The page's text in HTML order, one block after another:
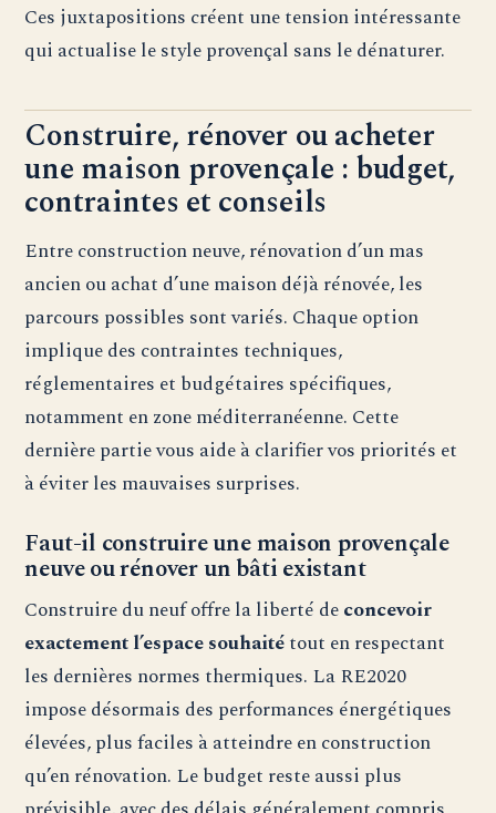
Ces juxtapositions créent une tension intéressante
qui actualise le style provençal sans le dénaturer.
Construire, rénover ou acheter
une maison provençale : budget,
contraintes et conseils
Entre construction neuve, rénovation d’un mas
ancien ou achat d’une maison déjà rénovée, les
parcours possibles sont variés. Chaque option
implique des contraintes techniques,
réglementaires et budgétaires spécifiques,
notamment en zone méditerranéenne. Cette
dernière partie vous aide à clarifier vos priorités et
à éviter les mauvaises surprises.
Faut-il construire une maison provençale
neuve ou rénover un bâti existant
Construire du neuf offre la liberté deconcevoir
exactement l’espace souhaitétout en respectant
les dernières normes thermiques. La RE2020
impose désormais des performances énergétiques
élevées, plus faciles à atteindre en construction
qu’en rénovation. Le budget reste aussi plus